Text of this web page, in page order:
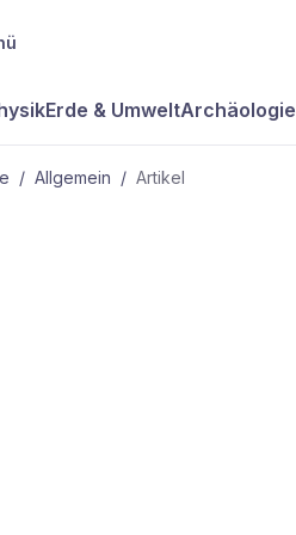
Erde & UmweltArchäologie
/ Allgemein / Artikel